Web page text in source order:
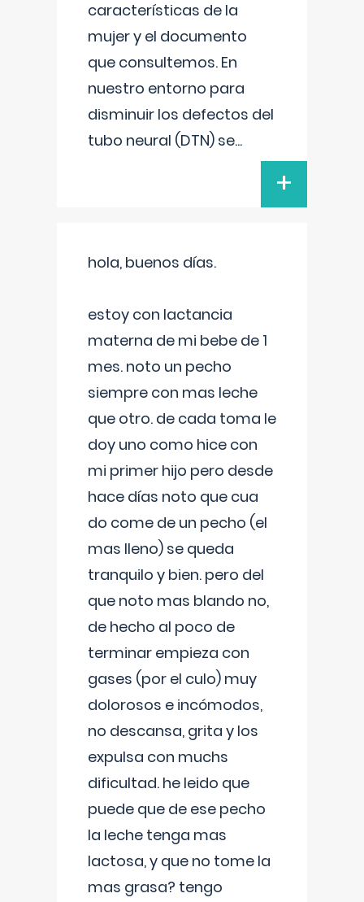
características de la
mujer y el documento
que consultemos. En
nuestro entorno para
disminuir los defectos del
tubo neural (DTN) se...
+
hola, buenos días.
estoy con lactancia
materna de mi bebe de 1
mes. noto un pecho
siempre con mas leche
que otro. de cada toma le
doy uno como hice con
mi primer hijo pero desde
hace días noto que cua
do come de un pecho (el
mas lleno) se queda
tranquilo y bien. pero del
que noto mas blando no,
de hecho al poco de
terminar empieza con
gases (por el culo) muy
dolorosos e incómodos,
no descansa, grita y los
expulsa con muchs
dificultad. he leido que
puede que de ese pecho
la leche tenga mas
lactosa, y que no tome la
mas grasa? tengo